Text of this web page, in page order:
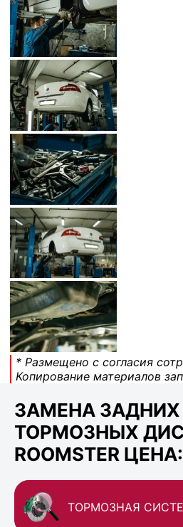
* Размещено с согласия
Копирование материалов
ЗАМЕНА ЗАДНИХ
ТОРМОЗНЫХ
ROOMSTER ЦЕНА:
ТОРМОЗНАЯ